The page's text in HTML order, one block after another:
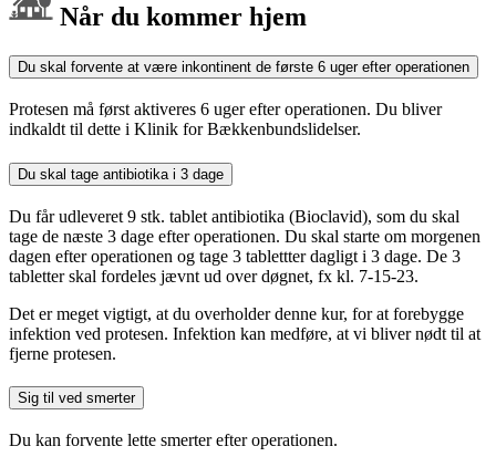
Når du kommer hjem
Du skal forvente at være inkontinent de første 6 uger efter operationen
Protesen må først aktiveres 6 uger efter operationen. Du bliver
indkaldt til dette i Klinik for Bækkenbundslidelser.
Du skal tage antibiotika i 3 dage
Du får udleveret 9 stk. tablet antibiotika (Bioclavid), som du skal
tage de næste 3 dage efter operationen. Du skal starte om morgenen
dagen efter operationen og tage 3 tablettter dagligt i 3 dage. De 3
tabletter skal fordeles jævnt ud over døgnet, fx kl. 7-15-23.
Det er meget vigtigt, at du overholder denne kur, for at forebygge
infektion ved protesen. Infektion kan medføre, at vi bliver nødt til at
fjerne protesen.
Sig til ved smerter
Du kan forvente lette smerter efter operationen.